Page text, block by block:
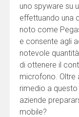
uno spyware su
effettuando una
noto come
e consente agli
notevole
di ottenere il
microfono. Oltre
rimedio a
aziende
mobile?